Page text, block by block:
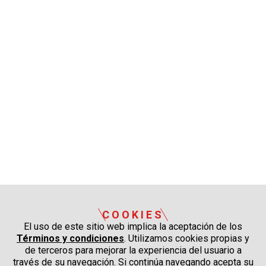
COOKIES
El uso de este sitio web implica la aceptación de los
Términos y condiciones. Utilizamos cookies propias y
de terceros para mejorar la experiencia del usuario a
través de su navegación. Si continúa navegando acepta su